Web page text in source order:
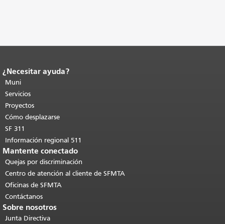
Fin del contenido de la página.
de esta página se repite en todas las
páginas.Volver al principio del
contenido principal
¿Necesitar ayuda?
Muni
Servicios
Proyectos
Cómo desplazarse
SF 311
Información regional 511
Mantente conectado
Quejas por discriminación
Centro de atención al cliente de SFMTA
Oficinas de SFMTA
Contáctanos
Sobre nosotros
Junta Directiva